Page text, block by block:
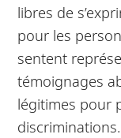
libres de
pour les
sentent
témoignages
légitimes pour
discriminations.